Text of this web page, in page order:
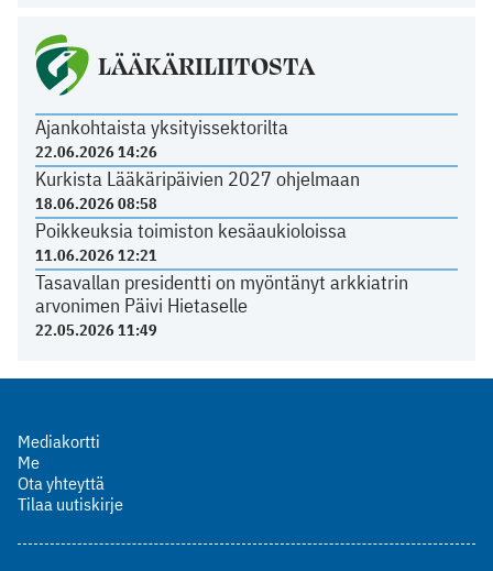
LÄÄKÄRILIITOSTA
Ajankohtaista yksityissektorilta
22.06.2026 14:26
Kurkista Lääkäripäivien 2027 ohjelmaan
18.06.2026 08:58
Poikkeuksia toimiston kesäaukioloissa
11.06.2026 12:21
Tasavallan presidentti on myöntänyt arkkiatrin
arvonimen Päivi Hietaselle
22.05.2026 11:49
Mediakortti
Me
Ota yhteyttä
Tilaa uutiskirje